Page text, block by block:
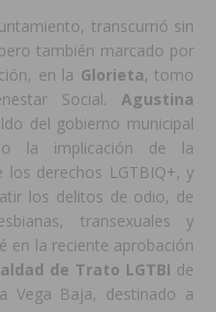
transcurrió sin
también marcado por
en la Glorieta, tomo
Social. Agustina
del gobierno municipal
la implicación de la
los derechos LGTBIQ+, y
los delitos de odio, de
transexuales y
en la reciente aprobación
de Trato LGTBI de
Vega Baja, destinado a